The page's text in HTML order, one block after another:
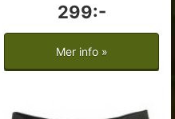
299:-
Mer info »